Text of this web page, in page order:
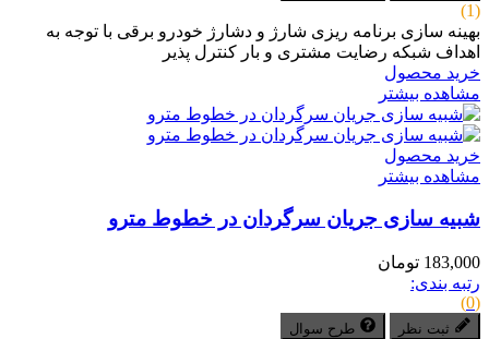
(1)
بهینه سازی برنامه ریزی شارژ و دشارژ خودرو برقی با توجه به
اهداف شبکه رضایت مشتری و بار کنترل پذیر
خرید محصول
مشاهده بیشتر
خرید محصول
مشاهده بیشتر
شبیه سازی جریان سرگردان در خطوط مترو
183,000 تومان
رتبه بندی:
(0)
ثبت نظر طرح سوال